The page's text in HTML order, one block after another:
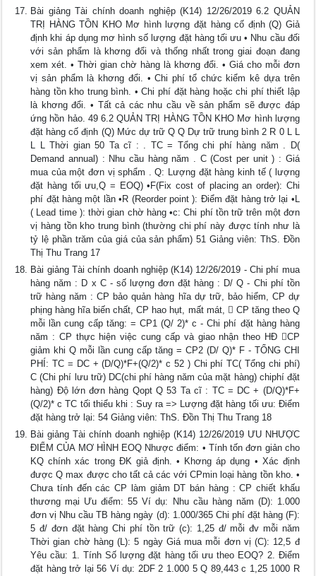
Bài giảng Tài chính doanh nghiệp (K14) 12/26/2019 6.2 QUẢN
TRỊ HÀNG TỒN KHO Mơ hình lượng đặt hàng cố định (Q) Giả
định khi áp dụng mơ hình số lượng đặt hàng tối ưu • Nhu cầu đối
với sản phẩm là khơng đổi và thống nhất trong giai đoạn đang
xem xét. • Thời gian chờ hàng là khơng đổi. • Giá cho mỗi đơn
vị sản phẩm là khơng đổi. • Chi phí tổ chức kiểm kê dựa trên
hàng tồn kho trung bình. • Chi phí đặt hàng hoặc chi phí thiết lập
là khơng đổi. • Tất cả các nhu cầu về sản phẩm sẽ được đáp
ứng hồn hảo. 49 6.2 QUẢN TRỊ HÀNG TỒN KHO Mơ hình lượng
đặt hàng cố định (Q) Mức dự trữ Q Q Dự trữ trung bình 2 R 0 L L
L L Thời gian 50 Ta cĩ : . TC = Tổng chi phí hàng năm . D(
Demand annual) : Nhu cầu hàng năm . C (Cost per unit ) : Giá
mua của một đơn vị sphẩm . Q: Lượng đặt hàng kinh tế ( lượng
đặt hàng tối ưu,Q = EOQ) •F(Fix cost of placing an order): Chi
phí đặt hàng một lần •R (Reorder point ): Điểm đặt hàng trở lại •L
( Lead time ): thời gian chờ hàng •c: Chi phí tồn trữ trên một đơn
vị hàng tồn kho trung bình (thường chi phí này được tính như là
tỷ lệ phần trăm của giá của sản phẩm) 51 Giảng viên: ThS. Đồn
Thị Thu Trang 17
Bài giảng Tài chính doanh nghiệp (K14) 12/26/2019 - Chi phí mua
hàng năm : D x C - số lượng đơn đặt hàng : D/ Q - Chi phí tồn
trữ hàng năm : CP bảo quản hàng hĩa dự trữ, bảo hiểm, CP dự
phịng hàng hĩa biến chất, CP hao hụt, mất mát,  CP tăng theo Q
mỗi lần cung cấp tăng: = CP1 (Q/ 2)* c - Chi phí đặt hàng hàng
năm : CP thực hiện việc cung cấp và giao nhận theo HĐ CP
giảm khi Q mỗi lần cung cấp tăng = CP2 (D/ Q)* F - TỔNG CHI
PHÍ: TC = DC + (D/Q)*F+(Q/2)* c 52 ) Chi phí TC( Tổng chi phí)
C (Chi phí lưu trữ) DC(chi phí hàng năm của mặt hàng) chiphí đặt
hàng) Độ lớn đơn hàng Qopt Q 53 Ta cĩ : TC = DC + (D/Q)*F+
(Q/2)* c TC tối thiểu khi : Suy ra => Lượng đặt hàng tối ưu: Điểm
đặt hàng trở lại: 54 Giảng viên: ThS. Đồn Thị Thu Trang 18
Bài giảng Tài chính doanh nghiệp (K14) 12/26/2019 ƯU NHƯỢC
ĐIỂM CỦA MƠ HÌNH EOQ Nhược điểm: • Tính tốn đơn giản cho
KQ chính xác trong ĐK giả định. • Khơng áp dụng • Xác định
được Q max được cho tất cả các với CPmin loại hàng tồn kho. •
Chưa tính đến các CP làm giảm DT bán hàng : CP chiết khấu
thương mại Ưu điểm: 55 Ví dụ: Nhu cầu hàng năm (D): 1.000
đơn vị Nhu cầu TB hàng ngày (d): 1.000/365 Chi phí đặt hàng (F):
5 đ/ đơn đặt hàng Chi phí tồn trữ (c): 1,25 đ/ mỗi đv mỗi năm
Thời gian chờ hàng (L): 5 ngày Giá mua mỗi đơn vị (C): 12,5 đ
Yêu cầu: 1. Tính Số lượng đặt hàng tối ưu theo EOQ? 2. Điểm
đặt hàng trở lại 56 Ví dụ: 2DF 2 1.000 5 Q 89,443 c 1,25 1000 R